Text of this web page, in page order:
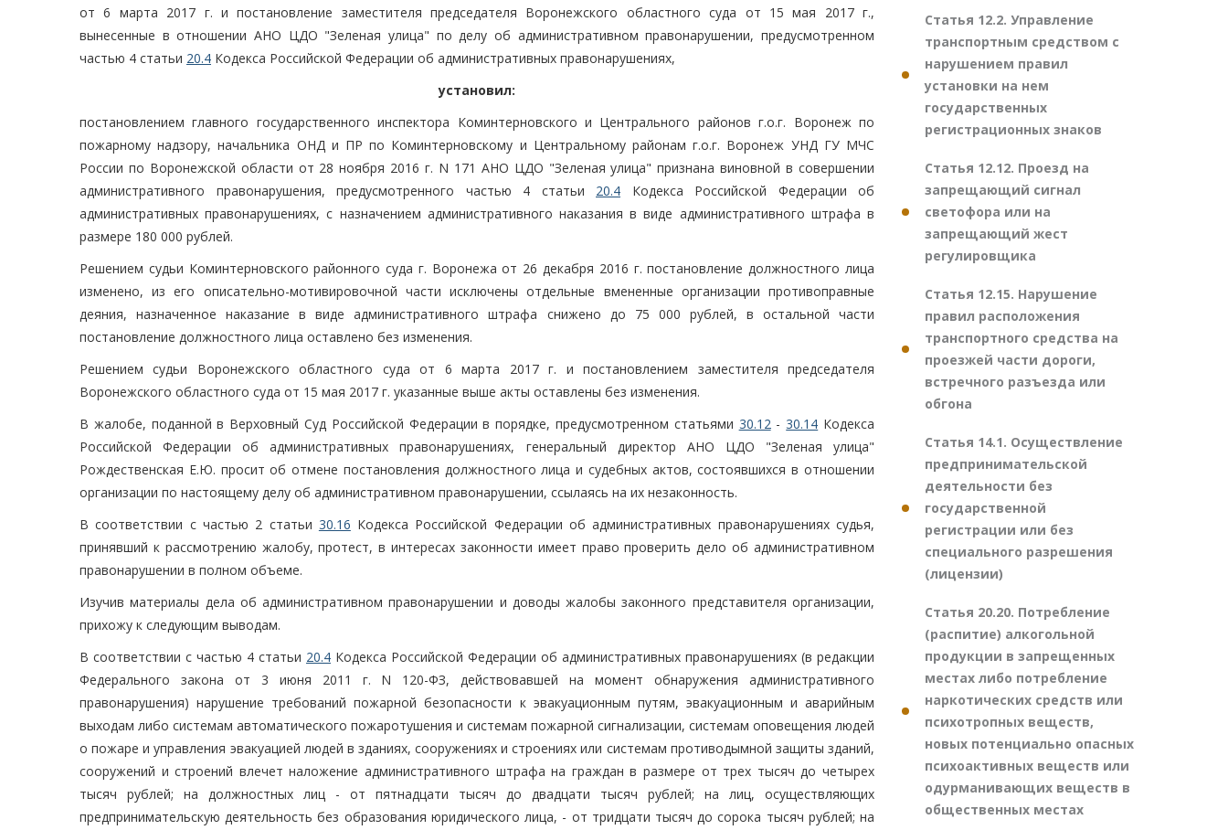
от 6 марта 2017 г. и постановление заместителя председателя Воронежского областного суда от 15 мая 2017 г.,
вынесенные в отношении АНО ЦДО "Зеленая улица" по делу об административном правонарушении, предусмотренном
частью 4 статьи 20.4 Кодекса Российской Федерации об административных правонарушениях,
установил:
постановлением главного государственного инспектора Коминтерновского и Центрального районов г.о.г. Воронеж по
пожарному надзору, начальника ОНД и ПР по Коминтерновскому и Центральному районам г.о.г. Воронеж УНД ГУ МЧС
России по Воронежской области от 28 ноября 2016 г. N 171 АНО ЦДО "Зеленая улица" признана виновной в совершении
административного правонарушения, предусмотренного частью 4 статьи 20.4 Кодекса Российской Федерации об
административных правонарушениях, с назначением административного наказания в виде административного штрафа в
размере 180 000 рублей.
Решением судьи Коминтерновского районного суда г. Воронежа от 26 декабря 2016 г. постановление должностного лица
изменено, из его описательно-мотивировочной части исключены отдельные вмененные организации противоправные
деяния, назначенное наказание в виде административного штрафа снижено до 75 000 рублей, в остальной части
постановление должностного лица оставлено без изменения.
Решением судьи Воронежского областного суда от 6 марта 2017 г. и постановлением заместителя председателя
Воронежского областного суда от 15 мая 2017 г. указанные выше акты оставлены без изменения.
В жалобе, поданной в Верховный Суд Российской Федерации в порядке, предусмотренном статьями 30.12-30.14 Кодекса
Российской Федерации об административных правонарушениях, генеральный директор АНО ЦДО "Зеленая улица"
Рождественская Е.Ю. просит об отмене постановления должностного лица и судебных актов, состоявшихся в отношении
организации по настоящему делу об административном правонарушении, ссылаясь на их незаконность.
В соответствии с частью 2 статьи 30.16 Кодекса Российской Федерации об административных правонарушениях судья,
принявший к рассмотрению жалобу, протест, в интересах законности имеет право проверить дело об административном
правонарушении в полном объеме.
Изучив материалы дела об административном правонарушении и доводы жалобы законного представителя организации,
прихожу к следующим выводам.
В соответствии с частью 4 статьи 20.4 Кодекса Российской Федерации об административных правонарушениях (в редакции
Федерального закона от 3 июня 2011 г. N 120-ФЗ, действовавшей на момент обнаружения административного
правонарушения) нарушение требований пожарной безопасности к эвакуационным путям, эвакуационным и аварийным
выходам либо системам автоматического пожаротушения и системам пожарной сигнализации, системам оповещения людей
о пожаре и управления эвакуацией людей в зданиях, сооружениях и строениях или системам противодымной защиты зданий,
сооружений и строений влечет наложение административного штрафа на граждан в размере от трех тысяч до четырех
тысяч рублей; на должностных лиц - от пятнадцати тысяч до двадцати тысяч рублей; на лиц, осуществляющих
предпринимательскую деятельность без образования юридического лица, - от тридцати тысяч до сорока тысяч рублей; на
Статья 12.2. Управление
транспортным средством с
нарушением правил
установки на нем
государственных
регистрационных знаков
Статья 12.12. Проезд на
запрещающий сигнал
светофора или на
запрещающий жест
регулировщика
Статья 12.15. Нарушение
правил расположения
транспортного средства на
проезжей части дороги,
встречного разъезда или
обгона
Статья 14.1. Осуществление
предпринимательской
деятельности без
государственной
регистрации или без
специального разрешения
(лицензии)
Статья 20.20. Потребление
(распитие) алкогольной
продукции в запрещенных
местах либо потребление
наркотических средств или
психотропных веществ,
новых потенциально опасных
психоактивных веществ или
одурманивающих веществ в
общественных местах